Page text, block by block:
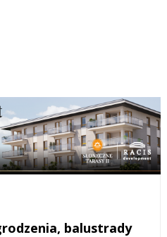
balustrady